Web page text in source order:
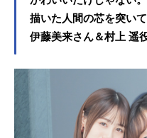
描いた人間の芯を突い
伊藤美来さん＆村上 遥